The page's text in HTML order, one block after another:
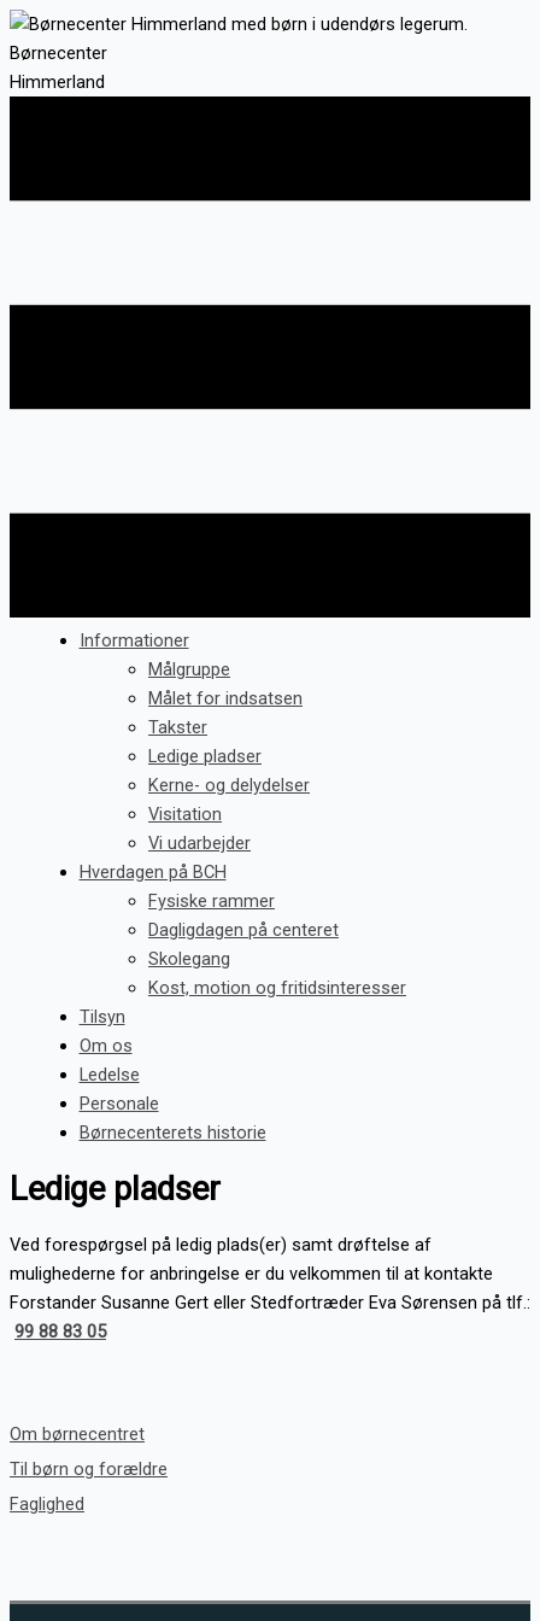
Gå
til
indholdet
Børnecenter
Himmerland
Informationer
Målgruppe
Målet for indsatsen
Takster
Ledige pladser
Kerne- og delydelser
Visitation
Vi udarbejder
Hverdagen på BCH
Fysiske rammer
Dagligdagen på centeret
Skolegang
Kost, motion og fritidsinteresser
Tilsyn
Om os
Ledelse
Personale
Børnecenterets historie
Ledige pladser
Ved forespørgsel på ledig plads(er) samt drøftelse af
mulighederne for anbringelse er du velkommen til at kontakte
Forstander Susanne Gert eller Stedfortræder Eva Sørensen på tlf.:
99 88 83 05
Om børnecentret
Til børn og forældre
Faglighed